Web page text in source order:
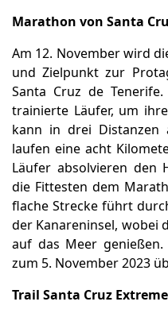
Marathon von Santa
Am 12. November wird
und Zielpunkt zur
Santa Cruz de
trainierte Läufer, um
kann in drei Distanzen
laufen eine acht
Läufer absolvieren den
die Fittesten dem
flache Strecke führt
der Kanareninsel, wobei
auf das Meer
zum 5. November 2023
Trail Santa Cruz Extreme